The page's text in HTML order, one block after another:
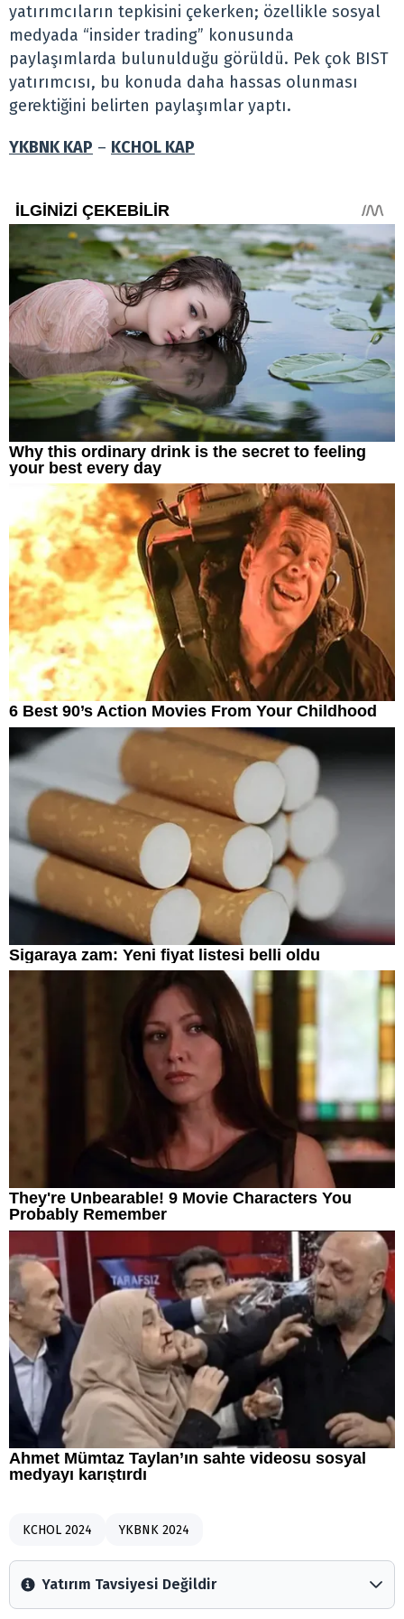
yatırımcıların tepkisini çekerken; özellikle sosyal
medyada “insider trading” konusunda
paylaşımlarda bulunulduğu görüldü. Pek çok BIST
yatırımcısı, bu konuda daha hassas olunması
gerektiğini belirten paylaşımlar yaptı.
YKBNK KAP – KCHOL KAP
KCHOL 2024 YKBNK 2024
Yatırım Tavsiyesi Değildir
Arztakvimi.com.tr içerisinde yayınlanan bilgiler, yorumlar